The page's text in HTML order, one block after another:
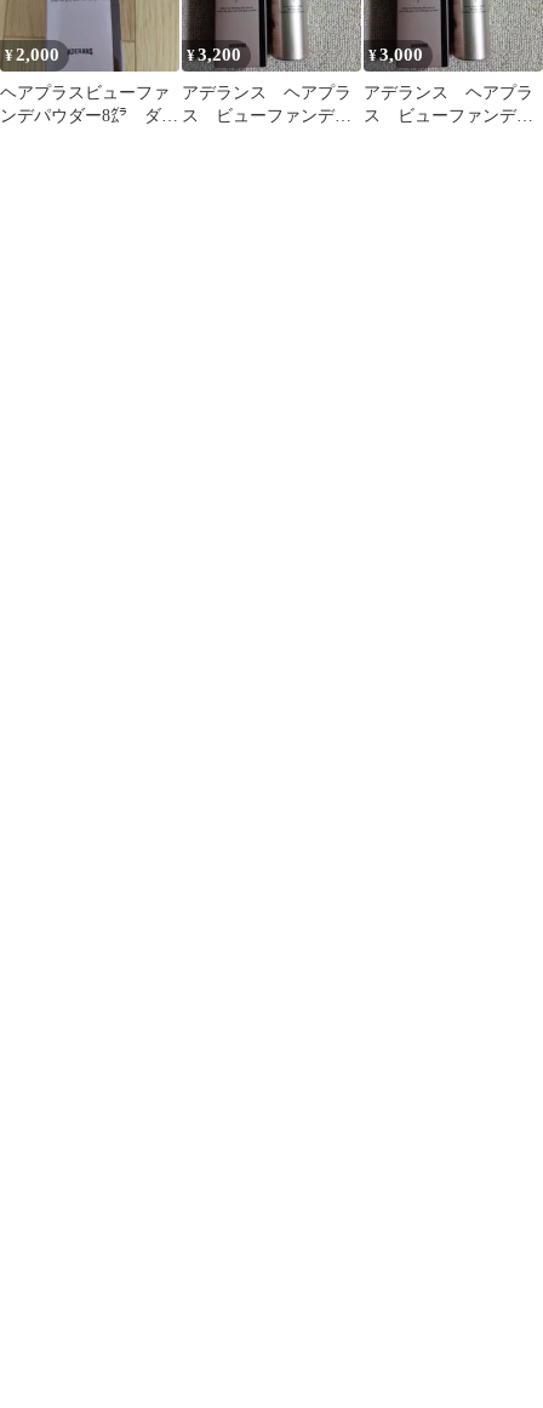
¥2,000
ヘアプラスビューファ
ンデパウダー8㌘ ダー
¥3,200
アデランス ヘアプラ
ス ビューファンデパ
¥3,000
アデランス ヘアプラ
ス ビューファンデパ